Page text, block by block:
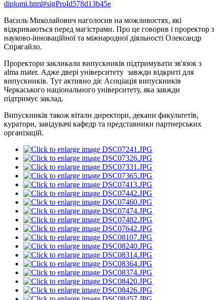
diplomi.html#sigProId578d13b45e
Василь Миколайович наголосив на можливостях, які
відкриваються перед магістрами. Про це говорив і проректор з
науково-інноваційної та міжнародної діяльності Олександр
Спрягайло.
Проректори закликали випускників підтримувати зв'язок з
alma mater. Адже двері університету завжди відкриті для
випускників. Тут активно діє Асоціація випускників
Черкаського національного університету, яка завжди
підтримує заклад.
Випускників також вітали директори, декани факультетів,
куратори, завідувачі кафедр та представники партнерських
організацій.